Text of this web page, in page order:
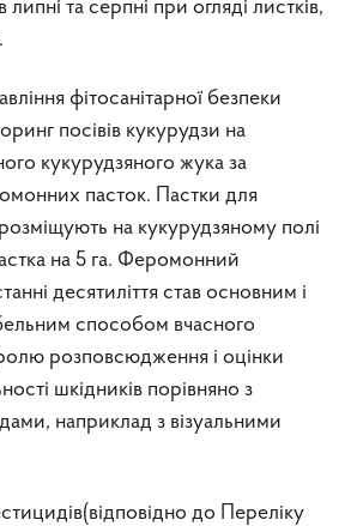
та серпні при огляді листків,
фітосанітарної безпеки
посівів кукурудзи на
кукурудзяного жука за
пасток. Пастки для
на кукурудзяному полі
на 5 га. Феромонний
десятиліття став основним і
способом вчасного
розповсюдження і оцінки
шкідників порівняно з
наприклад з візуальними
до Переліку